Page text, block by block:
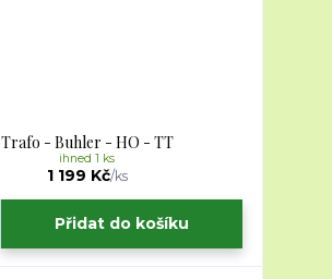
Trafo - Buhler - HO - TT
1 199 Kč/ks
ihned 1 ks
Přidat do košíku